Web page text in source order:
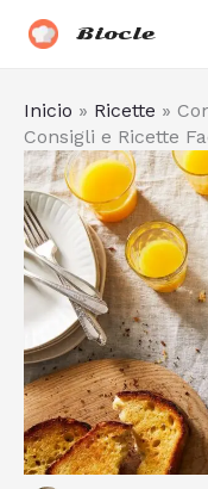
Biocle
Inicio » Ricette »
Consigli e Ricette